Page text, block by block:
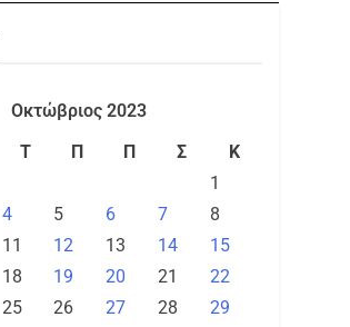
Οκτώβριος 2023
Τ Π Π Σ
Κ
1
4 5 6 7
8
11 12 13 14
15
18 19 20 21
22
25 26 27 28
29